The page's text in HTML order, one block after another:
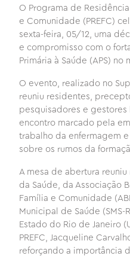
O Programa de
e Comunidade (PREFC)
sexta-feira, 05/12, uma
e compromisso com o
Primária à Saúde (APS)
O evento, realizado no
reuniu residentes,
pesquisadores e gestores
encontro marcado pela
trabalho da enfermagem
sobre os rumos da
A mesa de abertura
da Saúde, da Associação
Família e Comunidade
Municipal de Saúde
Estado do Rio de Janeiro
PREFC, Jacqueline
reforçando a importância